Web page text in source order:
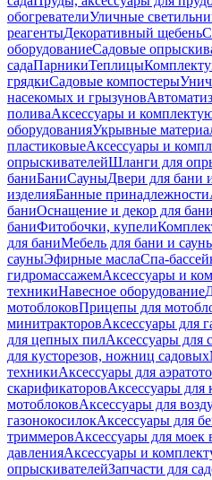
обогревателиУличные
реагентыДекоративный щебень
оборудованиеСадовые
садаПарникиТеплицы
грядкиСадовые компостеры
насекомых и грызунов
поливаАксессуары и
оборудованияУкрывные
пластиковыеАксессуары и
опрыскивателейШланги для
баниБаниСауныДвери для бани
изделияБанные принадлежности
баниОснащение и декор для бани
баниФитобочки, купели
для баниМебель для бани и
сауныЭфирные маслаСпа-
гидромассажемАксессуары и
техникиНавесное оборудование
мотоблоковПрицепы для
минитракторовАксессуары для
для цепных пилАксессуары для
для кусторезов, ножниц садовых
техникиАксессуары для
скарификаторовАксессуары для
мотоблоковАксессуары для
газонокосилокАксессуары для
триммеровАксессуары для моек
давленияАксессуары и
опрыскивателейЗапчасти для